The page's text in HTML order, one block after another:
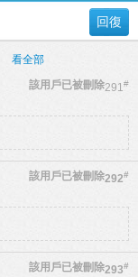
回復
看全部
291#
該用戶已被刪除
292#
該用戶已被刪除
293#
該用戶已被刪除